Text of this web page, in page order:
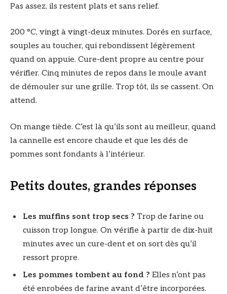
Pas assez, ils restent plats et sans relief.
200 °C, vingt à vingt-deux minutes. Dorés en surface,
souples au toucher, qui rebondissent légèrement
quand on appuie. Cure-dent propre au centre pour
vérifier. Cinq minutes de repos dans le moule avant
de démouler sur une grille. Trop tôt, ils se cassent. On
attend.
On mange tiède. C’est là qu’ils sont au meilleur, quand
la cannelle est encore chaude et que les dés de
pommes sont fondants à l’intérieur.
Petits doutes, grandes réponses
Les muffins sont trop secs ? Trop de farine ou
cuisson trop longue. On vérifie à partir de dix-huit
minutes avec un cure-dent et on sort dès qu’il
ressort propre.
Les pommes tombent au fond ? Elles n’ont pas
été enrobées de farine avant d’être incorporées.